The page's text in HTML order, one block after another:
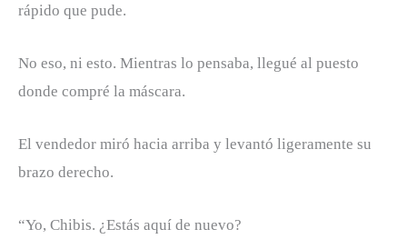
rápido que pude.
No eso, ni esto. Mientras lo pensaba, llegué al puesto
donde compré la máscara.
El vendedor miró hacia arriba y levantó ligeramente su
brazo derecho.
“Yo, Chibis. ¿Estás aquí de nuevo?